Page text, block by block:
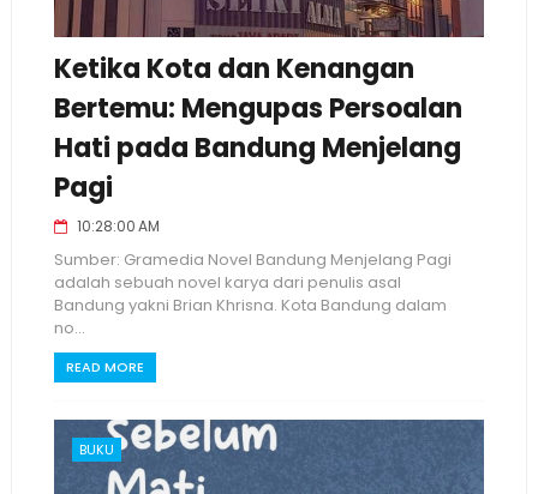
Ketika Kota dan Kenangan
Bertemu: Mengupas Persoalan
Hati pada Bandung Menjelang
Pagi
10:28:00 AM
Sumber: Gramedia Novel Bandung Menjelang Pagi
adalah sebuah novel karya dari penulis asal
Bandung yakni Brian Khrisna. Kota Bandung dalam
no...
READ MORE
BUKU